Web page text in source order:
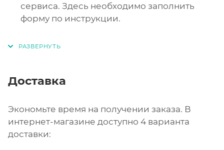
сервиса. Здесь необходимо заполнить
форму по инструкции.
Доставка
Экономьте время на получении заказа. В
интернет-магазине доступно 4 варианта
доставки: